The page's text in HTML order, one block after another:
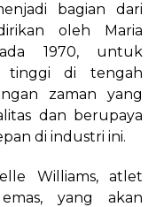
bagian dari
oleh Maria
1970, untuk
tinggi di tengah
zaman yang
dan berupaya
di industri ini.
Williams, atlet
yang akan